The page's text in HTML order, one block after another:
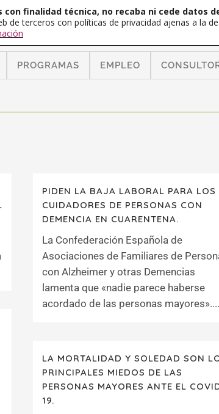
PROGRAMAS EMPLEO
PIDEN LA BAJA LABORAL PARA LOS
CUIDADORES DE PERSONAS CON
DEMENCIA EN CUARENTENA.
La Confederación Española de
Asociaciones de Familiares de
con Alzheimer y otras Demencias
lamenta que «nadie parece haberse
acordado de las personas mayores»....
LA MORTALIDAD Y SOLEDAD SON
PRINCIPALES MIEDOS DE LAS
PERSONAS MAYORES ANTE EL
19.
finalidad técnica, no recaba ni cede datos
de terceros con políticas de privacidad ajenas a la